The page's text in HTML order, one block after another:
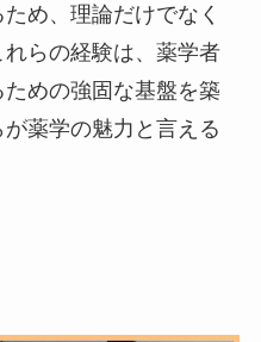
め、理論だけでなく
らの経験は、薬学者
めの強固な基盤を築
薬学の魅力と言える